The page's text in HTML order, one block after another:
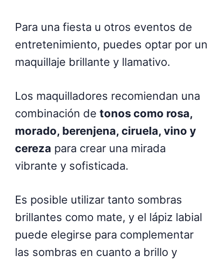
Para una fiesta u otros eventos de
entretenimiento, puedes optar por un
maquillaje brillante y llamativo.
Los maquilladores recomiendan una
combinación de tonos como rosa,
morado, berenjena, ciruela, vino y
cereza para crear una mirada
vibrante y sofisticada.
Es posible utilizar tanto sombras
brillantes como mate, y el lápiz labial
puede elegirse para complementar
las sombras en cuanto a brillo y